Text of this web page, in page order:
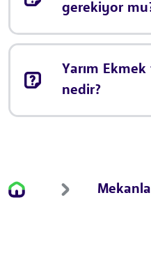
gerekiyor
Yarım
nedir?